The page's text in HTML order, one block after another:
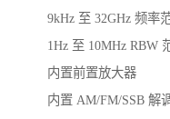
9kHz 至 32GHz 频率
1Hz 至 10MHz RBW
内置前置放大器
内置 AM/FM/SSB 解